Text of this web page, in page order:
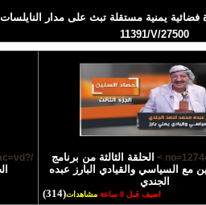
11391/V/27500
الحلقة الثالثة من برنامج
مع السياسي والقيادي البارز عبده
الجندي
اضيف قبل 8 ساعة مشاهدات(314)
/?no=127440&ac=vd >